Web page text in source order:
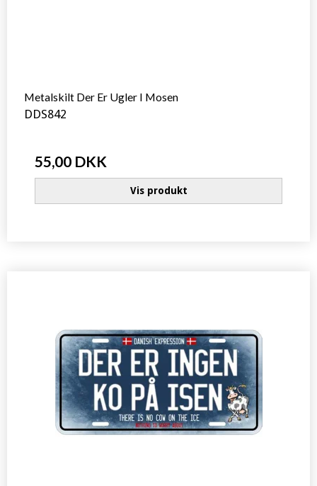
Metalskilt Der Er Ugler I Mosen
DDS842
55,00 DKK
Vis produkt